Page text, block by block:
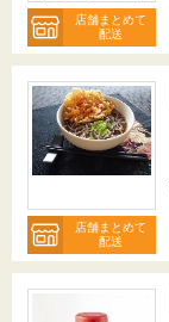
店舗まとめて
配送
店舗まとめて
配送